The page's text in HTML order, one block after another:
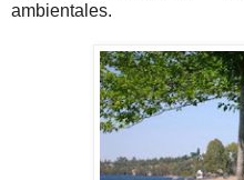
ambientales.